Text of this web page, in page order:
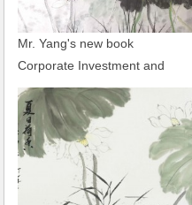
Mr. Yang's new book
Corporate Investment and
Financing Legal Practice has
been published and distributed
by the China Legal Publishing
House